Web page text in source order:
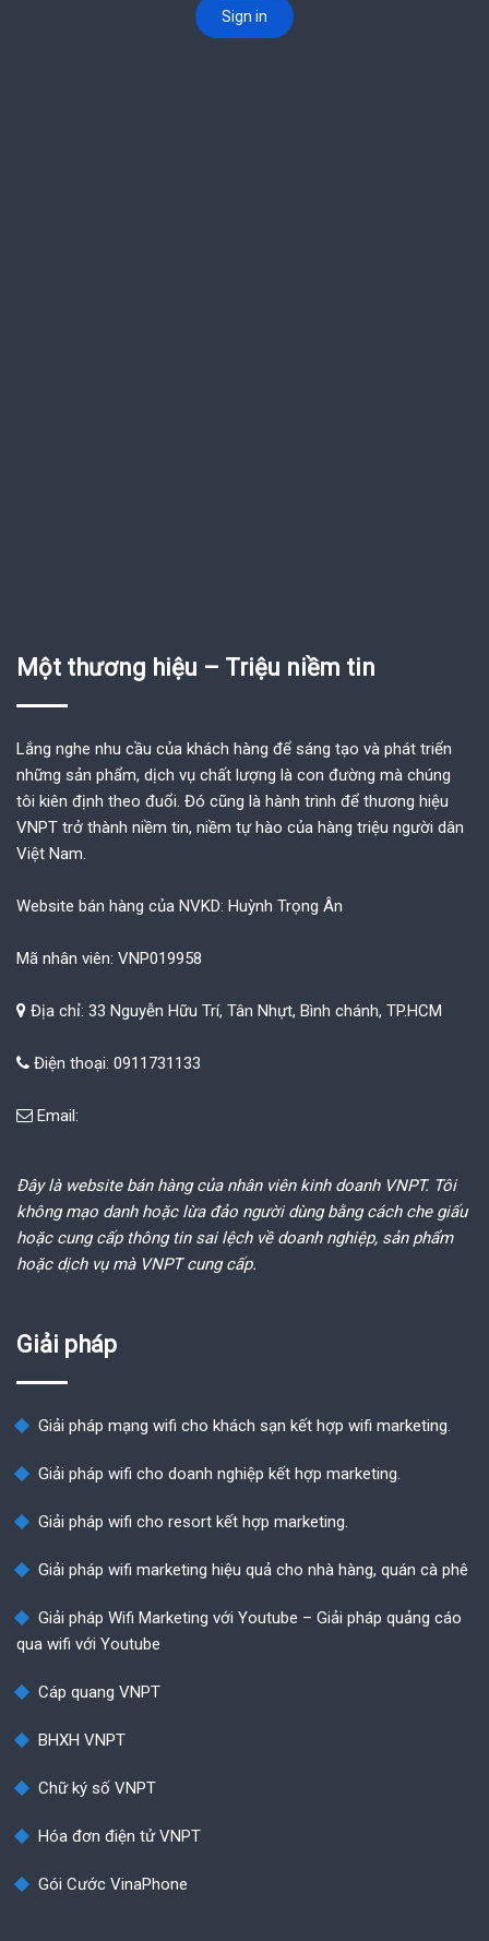
Một thương hiệu – Triệu niềm tin
Lắng nghe nhu cầu của khách hàng để sáng tạo và phát triển
những sản phẩm, dịch vụ chất lượng là con đường mà chúng
tôi kiên định theo đuổi. Đó cũng là hành trình để thương hiệu
VNPT trở thành niềm tin, niềm tự hào của hàng triệu người dân
Việt Nam.
Website bán hàng của NVKD: Huỳnh Trọng Ân
Mã nhân viên: VNP019958
Địa chỉ: 33 Nguyễn Hữu Trí, Tân Nhựt, Bình chánh, TP.HCM
Điện thoại: 0911731133
Email:
Đây là website bán hàng của nhân viên kinh doanh VNPT. Tôi
không mạo danh hoặc lừa đảo người dùng bằng cách che giấu
hoặc cung cấp thông tin sai lệch về doanh nghiệp, sản phẩm
hoặc dịch vụ mà VNPT cung cấp.
Giải pháp
Giải pháp mạng wifi cho khách sạn kết hợp wifi marketing.
Giải pháp wifi cho doanh nghiệp kết hợp marketing.
Giải pháp wifi cho resort kết hợp marketing.
Giải pháp wifi marketing hiệu quả cho nhà hàng, quán cà phê
Giải pháp Wifi Marketing với Youtube – Giải pháp quảng cáo
qua wifi với Youtube
Cáp quang VNPT
BHXH VNPT
Chữ ký số VNPT
Hóa đơn điện tử VNPT
Gói Cước VinaPhone